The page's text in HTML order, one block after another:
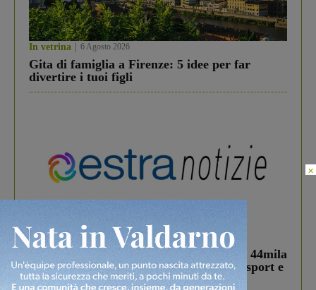
In vetrina 6 Agosto 2026
Gita di famiglia a Firenze: 5 idee per far
divertire i tuoi figli
In vetrina 3 Agosto 2026
Estra Notizie agosto: Smart Cities, oltre 44mila
studenti coinvolti, torna il bando per lo sport e
debutta il podcast Estrair
×